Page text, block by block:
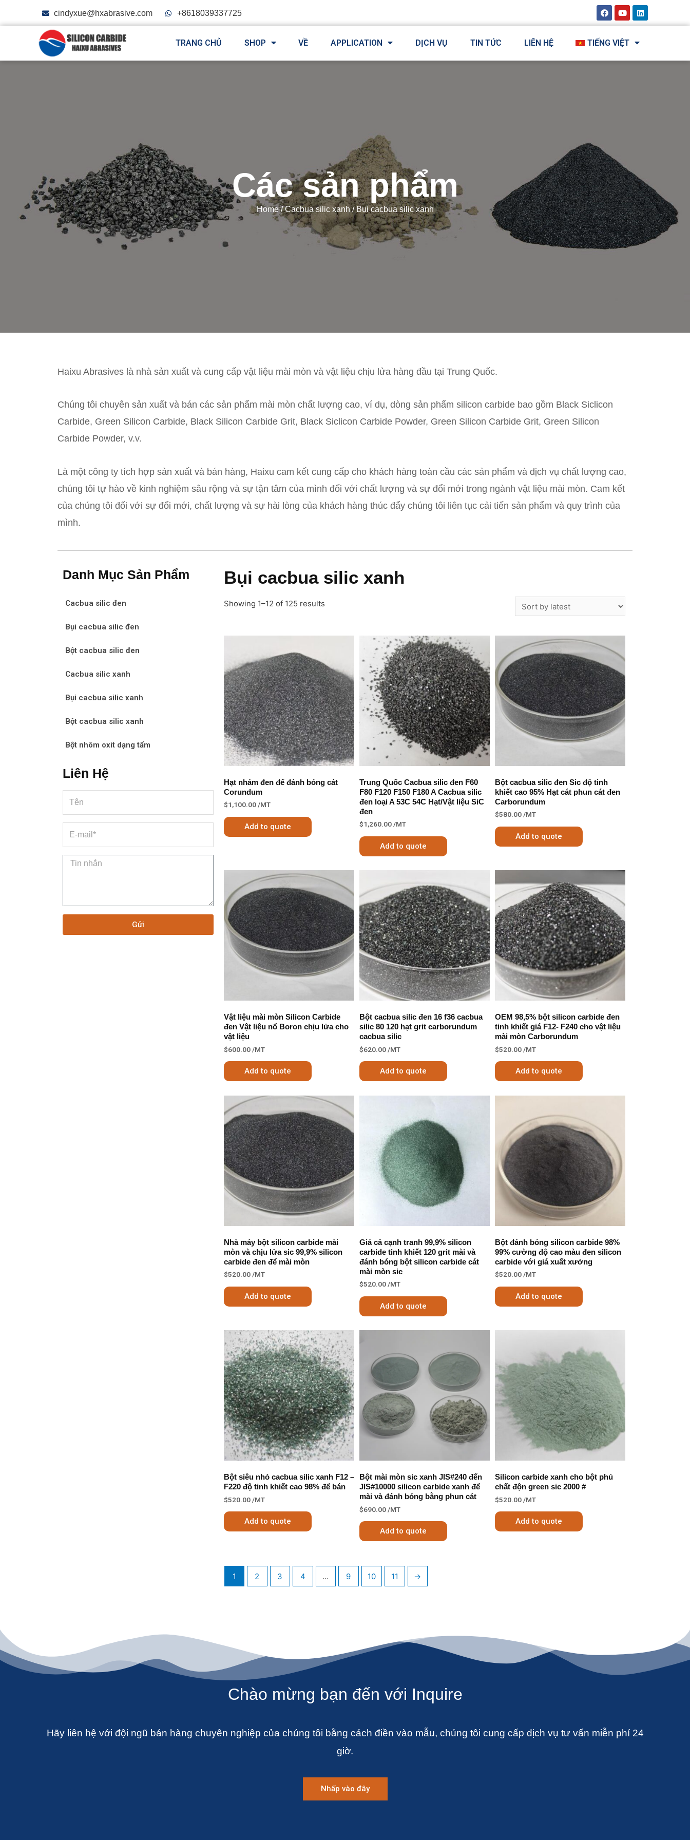
cindyxue@hxabrasive.com +8618039337725
TRANG CHỦ SHOP VỀ APPLICATION DỊCH VỤ TIN TỨC LIÊN HỆ TIẾNG VIỆT
Các sản phẩm
Home/Cacbua silic xanh/ Bụi cacbua silic xanh
Haixu Abrasives là nhà sản xuất và cung cấp vật liệu mài mòn và vật liệu chịu lửa hàng đầu tại Trung Quốc.
Chúng tôi chuyên sản xuất và bán các sản phẩm mài mòn chất lượng cao, ví dụ, dòng sản phẩm silicon carbide bao gồm Black Siclicon
Carbide, Green Silicon Carbide, Black Silicon Carbide Grit, Black Siclicon Carbide Powder, Green Silicon Carbide Grit, Green Silicon
Carbide Powder, v.v.
Là một công ty tích hợp sản xuất và bán hàng, Haixu cam kết cung cấp cho khách hàng toàn cầu các sản phẩm và dịch vụ chất lượng cao,
chúng tôi tự hào về kinh nghiệm sâu rộng và sự tận tâm của mình đối với chất lượng và sự đổi mới trong ngành vật liệu mài mòn. Cam kết
của chúng tôi đối với sự đổi mới, chất lượng và sự hài lòng của khách hàng thúc đẩy chúng tôi liên tục cải tiến sản phẩm và quy trình của
mình.
Danh Mục Sản Phẩm
Cacbua silic đen
Bụi cacbua silic đen
Bột cacbua silic đen
Cacbua silic xanh
Bụi cacbua silic xanh
Bột cacbua silic xanh
Bột nhôm oxit dạng tấm
Liên Hệ
Gửi
Bụi cacbua silic xanh
Showing 1–12 of 125 results
Hạt nhám đen để đánh bóng cát
Corundum
$1,100.00/MT
Add to quote
Trung Quốc Cacbua silic đen F60
F80 F120 F150 F180 A Cacbua silic
đen loại A 53C 54C Hạt/Vật liệu SiC
đen
$1,260.00/MT
Add to quote
Bột cacbua silic đen Sic độ tinh
khiết cao 95% Hạt cát phun cát đen
Carborundum
$580.00/MT
Add to quote
Vật liệu mài mòn Silicon Carbide
đen Vật liệu nổ Boron chịu lửa cho
vật liệu
$600.00/MT
Add to quote
Bột cacbua silic đen 16 f36 cacbua
silic 80 120 hạt grit carborundum
cacbua silic
$620.00/MT
Add to quote
OEM 98,5% bột silicon carbide đen
tinh khiết giá F12- F240 cho vật liệu
mài mòn Carborundum
$520.00 /MT
Add to quote
Nhà máy bột silicon carbide mài
mòn và chịu lửa sic 99,9% silicon
carbide đen để mài mòn
$520.00/MT
Add to quote
Giá cả cạnh tranh 99,9% silicon
carbide tinh khiết 120 grit mài và
đánh bóng bột silicon carbide cát
mài mòn sic
$520.00/MT
Add to quote
Bột đánh bóng silicon carbide 98%
99% cường độ cao màu đen silicon
carbide với giá xuất xưởng
$520.00/MT
Add to quote
Bột siêu nhỏ cacbua silic xanh F12 –
F220 độ tinh khiết cao 98% để bán
$520.00/MT
Add to quote
Bột mài mòn sic xanh JIS#240 đến
JIS#10000 silicon carbide xanh để
mài và đánh bóng bằng phun cát
$690.00/MT
Add to quote
Silicon carbide xanh cho bột phủ
chất độn green sic 2000 #
$520.00 /MT
Add to quote
1 2 3 4 … 9 10 11 →
Chào mừng bạn đến với Inquire
Hãy liên hệ với đội ngũ bán hàng chuyên nghiệp của chúng tôi bằng cách điền vào mẫu, chúng tôi cung cấp dịch vụ tư vấn miễn phí 24
giờ.
Nhấp vào đây